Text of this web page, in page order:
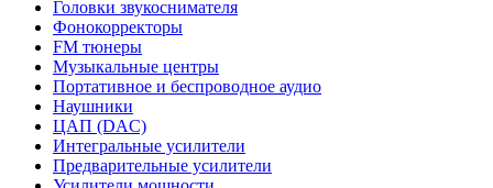
Головки звукоснимателя
Фонокорректоры
FM тюнеры
Музыкальные центры
Портативное и беспроводное аудио
Наушники
ЦАП (DAC)
Интегральные усилители
Предварительные усилители